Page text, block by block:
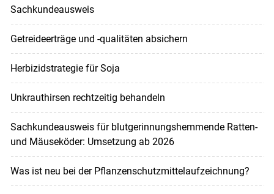
Sachkundeausweis
Getreideerträge und -qualitäten absichern
Herbizidstrategie für Soja
Unkrauthirsen rechtzeitig behandeln
Sachkundeausweis für blutgerinnungshemmende Ratten-
und Mäuseköder: Umsetzung ab 2026
Was ist neu bei der Pflanzenschutzmittelaufzeichnung?